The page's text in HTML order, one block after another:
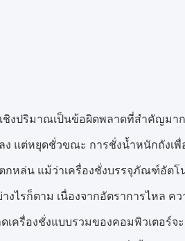
งปริมาณเป็นข้อผิดพลาดที่สำคัญมา
แต่หยุดชั่วขณะ การชั่งน้ำหนักถังเ
หล่น แม้ว่าเครื่องชั่งบรรจุภัณฑ์อัตโ
งไรก็ตาม เนื่องจากอัตราการไหล
ครื่องชั่งแบบรวมของคอมพิวเตอร์จ